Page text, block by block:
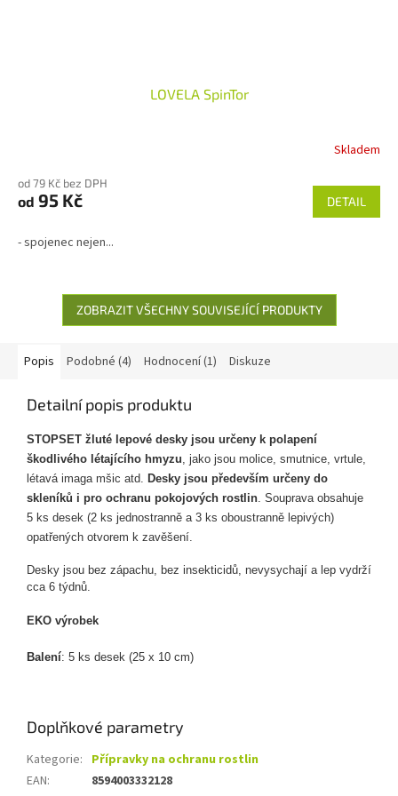
LOVELA SpinTor
Skladem
od 79 Kč bez DPH
od 95 Kč DETAIL
- spojenec nejen...
ZOBRAZIT VŠECHNY SOUVISEJÍCÍ PRODUKTY
Popis Podobné (4) Hodnocení (1) Diskuze
Detailní popis produktu
STOPSET žluté lepové desky jsou určeny k polapení
škodlivého létajícího hmyzu, jako jsou molice, smutnice, vrtule,
létavá imaga mšic atd. Desky jsou především určeny do
skleníků i pro ochranu pokojových rostlin. Souprava obsahuje
5 ks desek (2 ks jednostranně a 3 ks oboustranně lepivých)
opatřených otvorem k zavěšení.
Desky jsou bez zápachu, bez insekticidů, nevysychají a lep vydrží
cca 6 týdnů.
EKO výrobek
Balení: 5 ks desek (25 x 10 cm)
Doplňkové parametry
Kategorie: Přípravky na ochranu rostlin
EAN: 8594003332128